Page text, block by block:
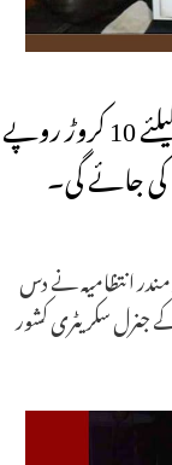
پٹنہ: مہاویر مندر نے ایودھیا میں رام مندر کیلئے 10 کروڑ روپے
کی جائے گی۔
مندر انتظامیہ نے دس
جنرل سکریٹری کشور